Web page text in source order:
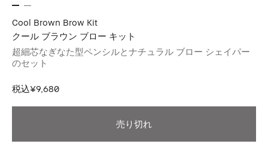
Cool Brown Brow Kit
クール ブラウン ブロー キット
超細芯なぎなた型ペンシルとナチュラル ブロー シェイパー
のセット
税込¥9,680
売り切れ